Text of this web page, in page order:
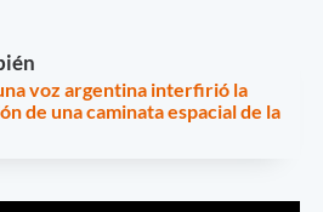
voz argentina interfirió la
de una caminata espacial de la